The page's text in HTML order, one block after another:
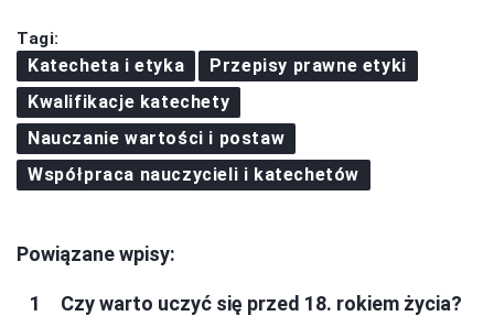
Tagi:
Katecheta i etyka
Przepisy prawne etyki
Kwalifikacje katechety
Nauczanie wartości i postaw
Współpraca nauczycieli i katechetów
Powiązane wpisy:
Czy warto uczyć się przed 18. rokiem życia?